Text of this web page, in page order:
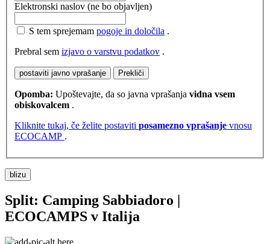
Elektronski naslov (ne bo objavljen)
S tem sprejemam pogoje in določila .
Prebral sem izjavo o varstvu podatkov .
postaviti javno vprašanje Prekliči
Opomba: Upoštevajte, da so javna vprašanja vidna vsem
obiskovalcem .
Kliknite tukaj, če želite postaviti posamezno vprašanje vnosu
ECOCAMP .
blizu
Split: Camping Sabbiadoro |
ECOCAMPS v Italija